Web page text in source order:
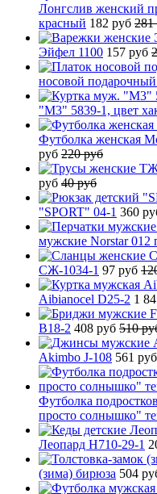
Лонгслив женский
красный 182 руб 281
Эйфел 1100 157 руб
носовой
"М3" 5839-1, цвет
Футболка женская
руб 220 руб
руб 40 руб
"SPORT" 04-1 360
мужские Norstar 012
СЖ-1034-1 97 руб
Aibianocel D25-2 1
B18-2 408 руб 510
Akimbo J-108 561 руб
Футболка
просто солнышко"
Леопард H710-29-1
(зима) бирюза 504